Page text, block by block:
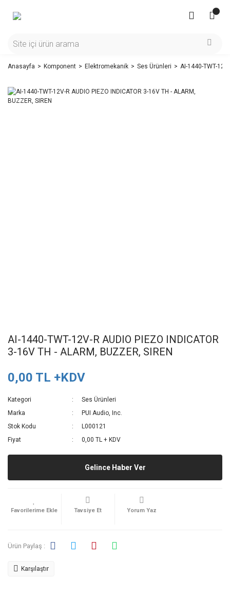
Anasayfa Komponent Elektromekanik Ses Ürünleri AI-1440-TWT-
AI-1440-TWT-12V-R AUDIO PIEZO INDICATOR
3-16V TH - ALARM, BUZZER, SIREN
0,00 TL +KDV
Kategori
Ses Ürünleri
Marka
PUI Audio, Inc.
Stok Kodu
L000121
Fiyat
0,00 TL + KDV
Gelince Haber Ver
Tavsiye Et Yorum Yaz
Ürün Paylaş :
Karşılaştır